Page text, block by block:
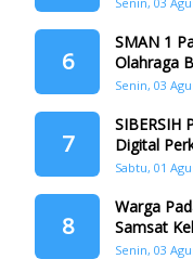
6
SMAN 1
Olahraga
Senin, 03
7
SIBERSIH
Digital
Sabtu, 01
8
Warga
Samsat
Tangah
Senin, 03